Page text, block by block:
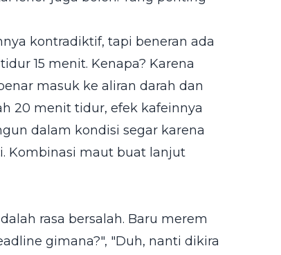
kontradiktif, tapi beneran ada
15 menit. Kenapa? Karena
masuk ke aliran darah dan
20 menit tidur, efek kafeinnya
dalam kondisi segar karena
Kombinasi maut buat lanjut
rasa bersalah. Baru merem
gimana?", "Duh, nanti dikira